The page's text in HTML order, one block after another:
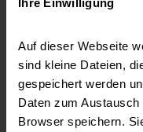
Auf dieser Webseite
sind kleine Dateien,
gespeichert werden
Daten zum
Browser speichern.
Barbarastraße 11
Anfahrt auf